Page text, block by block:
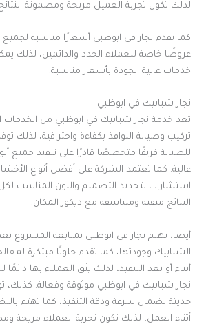
لذلك تكون تجربة العميل مريحة ومضمونة
كما تقدم نجار في ابوظبي أسعارًا مناسبة لجميع
عروضًا خاصة للعملاء الجدد والدائمين، لذلك
خدمات عالية الجودة بأسعار مناسبة.
نجار شبابيك في ابوظبي
تعد خدمة نجار شبابيك في ابوظبي من
تركيب وصيانة النوافذ بكفاءة واحترافية، لذلك
للصيانة فريقًا متخصصًا قادرًا على تنفيذ جميع
عالية. كما تعتمد الشركة على أفضل أنواع
استشارات لتحديد التصميم واللون المناسب
النتائج متقنة ومتناسقة مع ديكور المكان.
أيضا، تهتم نجار في ابوظبي بمتابعة المشروع
الشبابيك وجودتها، كما تقدم حلولًا مبتكرة
أثناء أو بعد التنفيذ، لذلك يثق العملاء بها
نجار شبابيك في ابوظبي موثوقة وفعالة. كذلك،
حديثة لضمان سرعة ودقة التنفيذ، كما تهتم
أثناء العمل، لذلك تكون تجربة العملاء مريحة